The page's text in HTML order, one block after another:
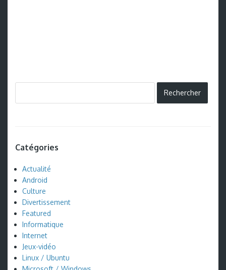
Catégories
Actualité
Android
Culture
Divertissement
Featured
Informatique
Internet
Jeux-vidéo
Linux / Ubuntu